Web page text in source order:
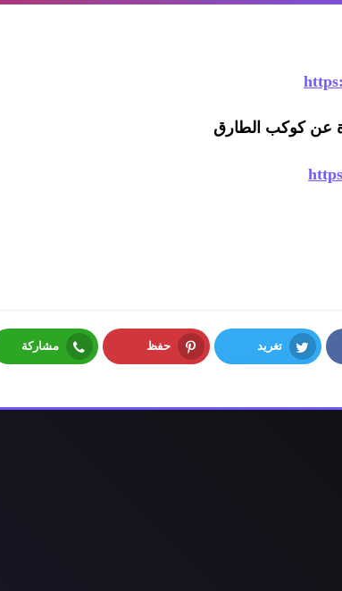
عن كوكب الطارق
تغريد حفظ مشاركة